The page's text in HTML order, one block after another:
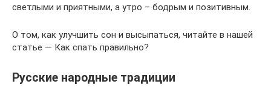
светлыми и приятными, а утро – бодрым и позитивным.
О том, как улучшить сон и высыпаться, читайте в нашей
статье — Как спать правильно?
Русские народные традиции